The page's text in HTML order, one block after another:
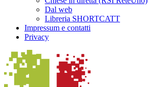
Dal web
Libreria SHORTCATT
Impressum e contatti
Privacy